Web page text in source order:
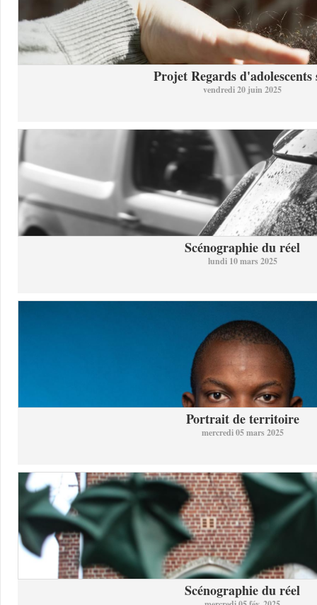
Projet Regards d'adolescents
vendredi 20 juin 2025
Scénographie du réel
lundi 10 mars 2025
Portrait de territoire
mercredi 05 mars 2025
Scénographie du réel